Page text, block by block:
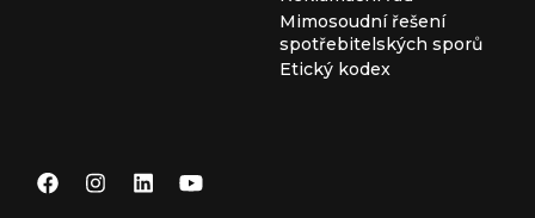
Mimosoudní řešení
spotřebitelských sporů
Etický kodex